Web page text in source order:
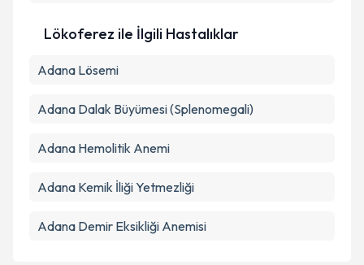
Lökoferez ile İlgili Hastalıklar
Adana Lösemi
Adana Dalak Büyümesi (Splenomegali)
Adana Hemolitik Anemi
Adana Kemik İliği Yetmezliği
Adana Demir Eksikliği Anemisi